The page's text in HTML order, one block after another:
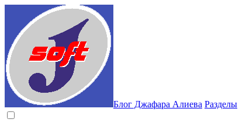
Блог Джафара Алиева Разделы